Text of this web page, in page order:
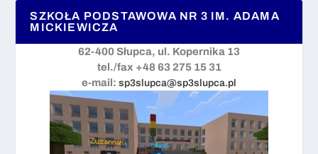
SZKOŁA PODSTAWOWA NR 3 IM. ADAMA
MICKIEWICZA
62-400 Słupca, ul. Kopernika 13
tel./fax +48 63 275 15 31
e-mail: sp3slupca@sp3slupca.pl